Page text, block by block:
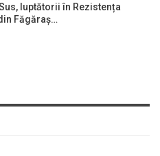
luptătorii în Rezistența
Făgăraș…